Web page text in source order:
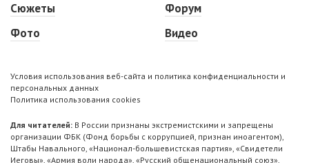
Сюжеты
Фото
Форум
Видео
Условия использования веб-сайта и политика конфиденциальности и
персональных данных
Политика использования cookies
Для читателей: В России признаны экстремистскими и запрещены
организации ФБК (Фонд борьбы с коррупцией, признан иноагентом),
Штабы Навального, «Национал-большевистская партия», «Свидетели
Иеговы», «Армия воли народа», «Русский общенациональный союз»,